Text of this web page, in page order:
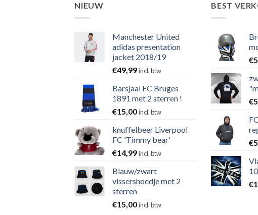
NIEUW
Manchester United
adidas presentation
jacket 2018/19
€49,99incl. btw
Barsjaal FC Bruges
1891 met 2 sterren !
€15,00incl. btw
knuffelbeer Liverpool
FC 'Timmy bear'
€14,99incl. btw
Blauw/zwart
vissershoedje met 2
sterren
€15,00incl. btw
BEST
€
€
€
€